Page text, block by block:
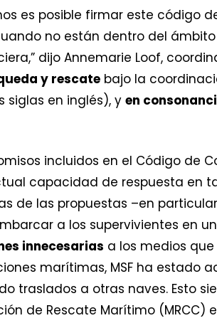
es posible firmar este código
no están dentro del
dijo Annemarie Loof,
y rescate bajo la
siglas en inglés), y en
incluidos en el Código de
capacidad de respuesta en
de las propuestas –en
a los supervivientes en
innecesarias a los medios
marítimas, MSF ha estado
traslados a otras naves. Esto
de Rescate Marítimo (MRCC)